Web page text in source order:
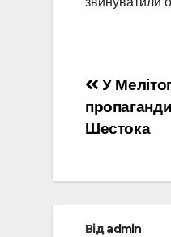
записів
У
Шестока
Відadmin